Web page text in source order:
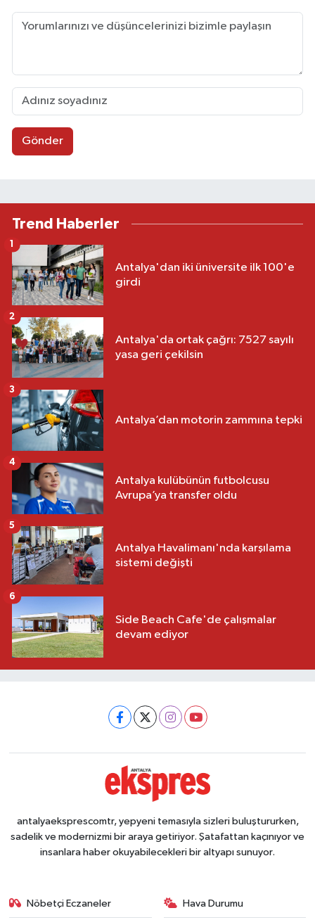
Gönder
Trend Haberler
Antalya'dan iki üniversite ilk 100'e
girdi
1
Antalya'da ortak çağrı: 7527 sayılı
yasa geri çekilsin
2
Antalya’dan motorin zammına tepki
3
Antalya kulübünün futbolcusu
Avrupa’ya transfer oldu
4
Antalya Havalimanı'nda karşılama
sistemi değişti
5
Side Beach Cafe'de çalışmalar
devam ediyor
6
antalyaeksprescomtr, yepyeni temasıyla sizleri buluştururken,
sadelik ve modernizmi bir araya getiriyor. Şatafattan kaçınıyor ve
insanlara haber okuyabilecekleri bir altyapı sunuyor.
Nöbetçi Eczaneler Hava Durumu